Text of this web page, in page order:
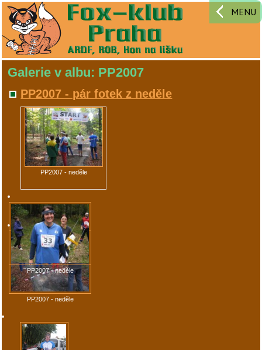
MENU
Galerie v albu: PP2007
PP2007 - pár fotek z neděle
PP2007 - neděle
PP2007 - neděle
PP2007 - neděle